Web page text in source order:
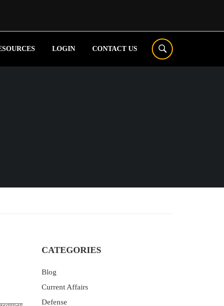
LOGIN CONTACT US
CATEGORIES
Blog
Current Affairs
Defense